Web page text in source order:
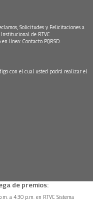
Solicitudes y Felicitaciones a
de RTVC
línea: Contacto PQRSD.
con el cual usted podrá realizar el
de premios:
a 4:30 p.m. en RTVC Sistema